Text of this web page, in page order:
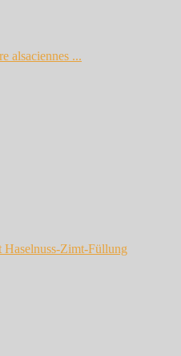
alsaciennes ...
Zimt-Füllung